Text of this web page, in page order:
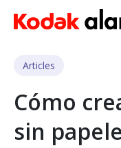
Skip to main content
Articles
Cómo
sin